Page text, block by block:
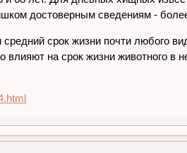
достоверным сведениям -
срок жизни почти любого
влияют на срок жизни животного